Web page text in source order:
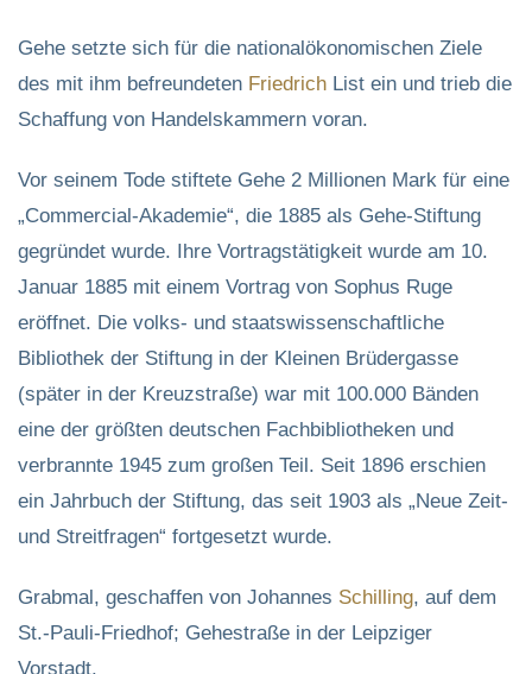
Gehe setzte sich für die nationalökonomischen Ziele
des mit ihm befreundeten Friedrich List ein und trieb die
Schaffung von Handelskammern voran.
Vor seinem Tode stiftete Gehe 2 Millionen Mark für eine
„Commercial-Akademie“, die 1885 als Gehe-Stiftung
gegründet wurde. Ihre Vortragstätigkeit wurde am 10.
Januar 1885 mit einem Vortrag von Sophus Ruge
eröffnet. Die volks- und staatswissenschaftliche
Bibliothek der Stiftung in der Kleinen Brüdergasse
(später in der Kreuzstraße) war mit 100.000 Bänden
eine der größten deutschen Fachbibliotheken und
verbrannte 1945 zum großen Teil. Seit 1896 erschien
ein Jahrbuch der Stiftung, das seit 1903 als „Neue Zeit-
und Streitfragen“ fortgesetzt wurde.
Grabmal, geschaffen von Johannes Schilling, auf dem
St.-Pauli-Friedhof; Gehestraße in der Leipziger
Vorstadt.